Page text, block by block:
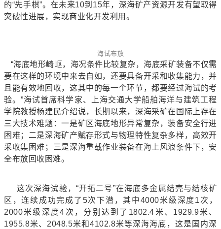
的“先手棋”。在未来10到15年，深海矿产资源开发有望取得
突破性进展，实现商业化开发利用。
海试布放
“海底地形崎岖，海况条件比较复杂，海底采矿装备不仅需
要在这样的环境中来去自如，还要具备开采和收集能力，并
且能有效地回收，这其中的每一个环节，都要经过海试的考
验。”海试首席科学家、上海交通大学船舶海洋与建筑工程
学院教授杨建民介绍说，长期以来，深海采矿在国际上存在
三大技术难题：一是矿区海底地形异常复杂，装备安全行进
困难；二是深海矿产赋存形式与物理特性复杂多样，高效开
采收集困难；三是深海重载作业装备在海上风浪条件下，安
全布放回收困难。
这次深海试验，“开拓二号”在海底多金属结壳与结核矿
区，连续成功完成了5次下潜，其中4000米级深度1次，
2000米级深度4次，分别达到了1802.4米、1929.9米、
1955.8米、2048.5米和4102.8米等深海海底，这是国内深